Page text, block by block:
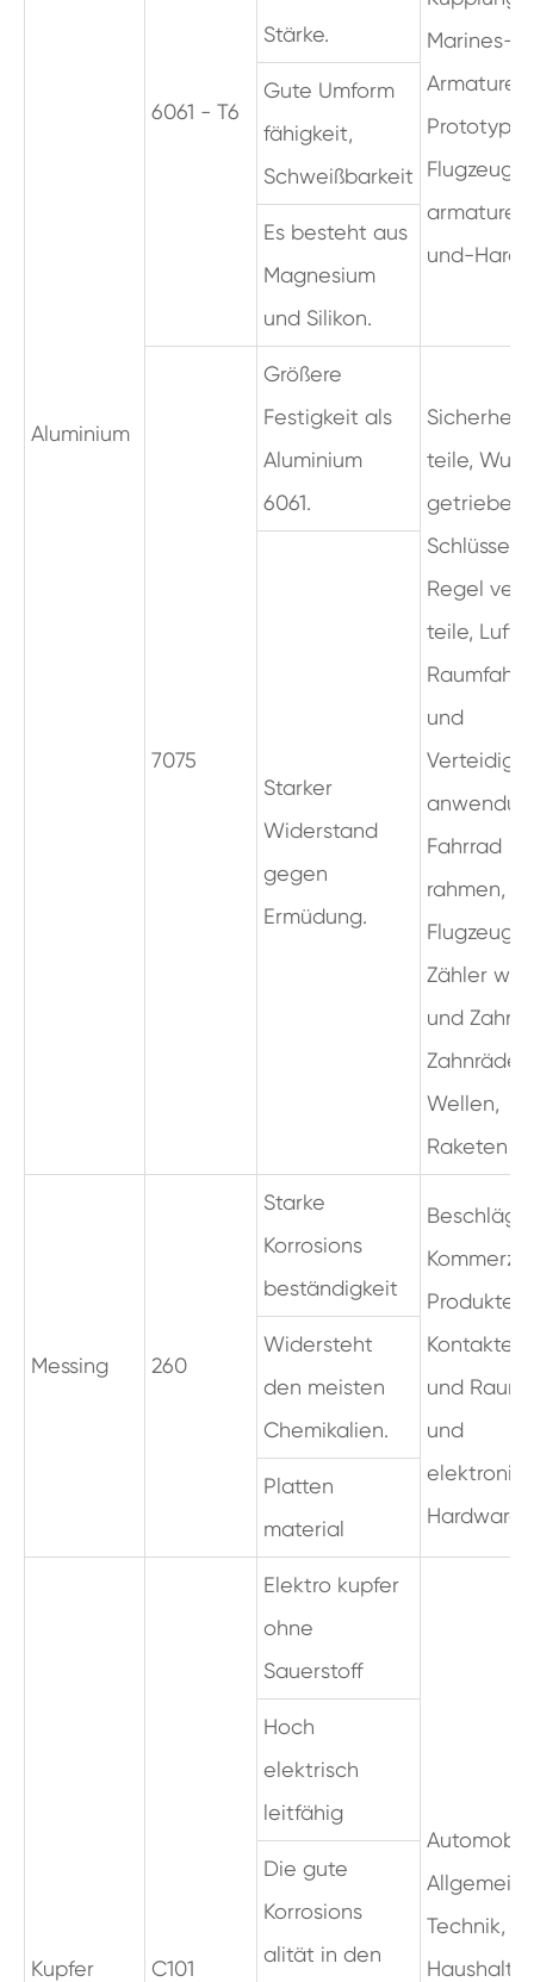
Aluminium
Marines-
Armaturen,
Flugzeug
armaturen
und-
6061 - T6
Stärke.
Gute Umform
fähigkeit,
Schweißbarkeit
Es besteht aus
Magnesium
und Silikon.
7075
Größere
Festigkeit als
Aluminium
6061.
Sicherheits
teile,
getriebe,
Schlüssel,
Regel
teile, Luft-
und
Fahrrad
rahmen,
Flugzeuge,
Zähler
und
Zahnräder
Wellen,
Raketen
Starker
Widerstand
gegen
Ermüdung.
Messing 260
Starke
Korrosions
beständigkeit
Beschläge,
Produkte,
Kontakte,
und
und
Hardware
Widersteht
den meisten
Chemikalien.
Platten
material
Kupfer C101
Elektro kupfer
ohne
Sauerstoff
Automobil,
Technik,
Haushalts
Hoch
elektrisch
leitfähig
Die gute
Korrosions
alität in den